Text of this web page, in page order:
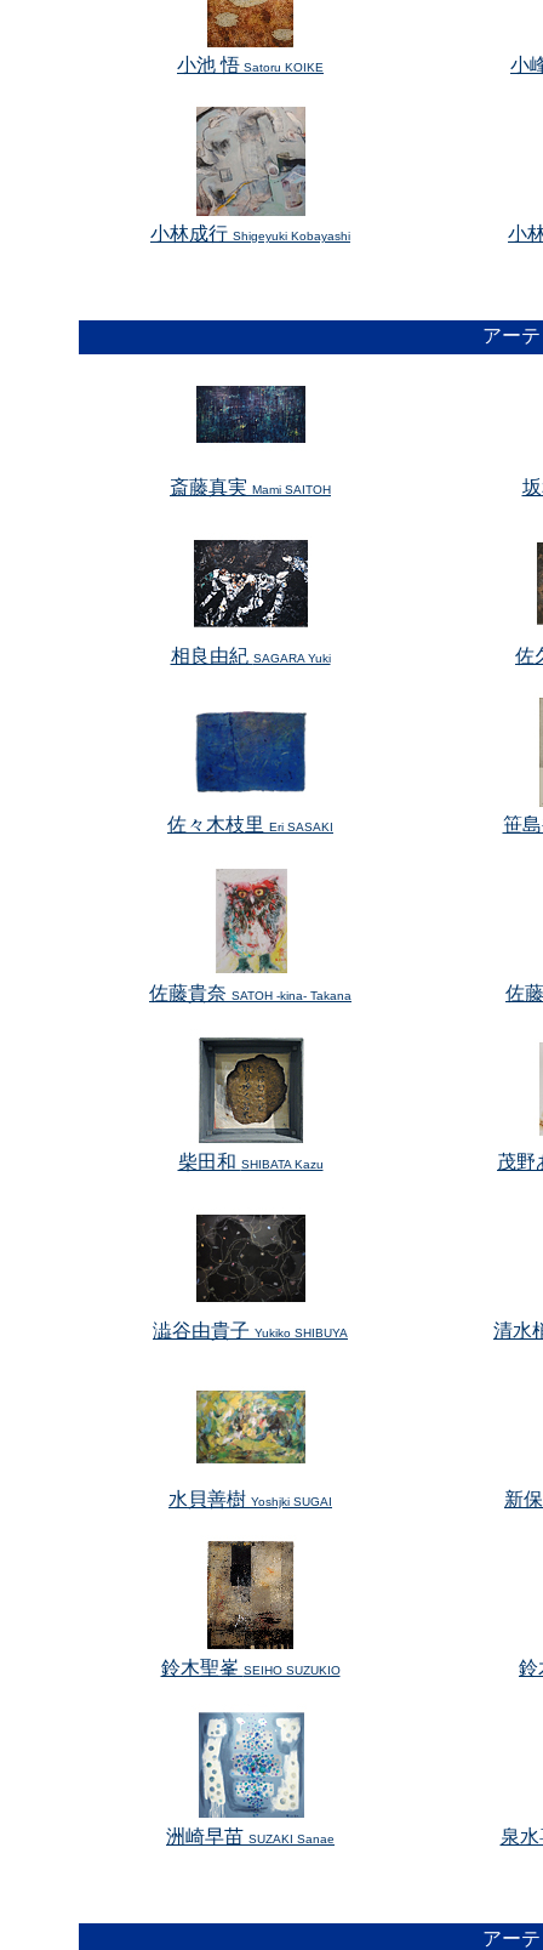
小池 悟 Satoru KOIKE 小
小林成行 Shigeyuki Kobayashi 小
アー
斎藤真実 Mami SAITOH
相良由紀 SAGARA Yuki 佐
佐々木枝里 Eri SASAKI 笹
佐藤貴奈 SATOH -kina- Takana 佐
柴田和 SHIBATA Kazu 茂野
澁谷由貴子 Yukiko SHIBUYA 清水
水貝善樹 Yoshjki SUGAI 新
鈴木聖峯 SEIHO SUZUKIO 鈴
洲崎早苗 SUZAKI Sanae 泉
アー